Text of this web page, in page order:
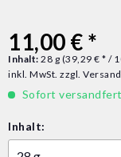
11,00 € *
Inhalt: 28 g (39,29 € * /
inkl. MwSt. zzgl.
Sofort
Inhalt: